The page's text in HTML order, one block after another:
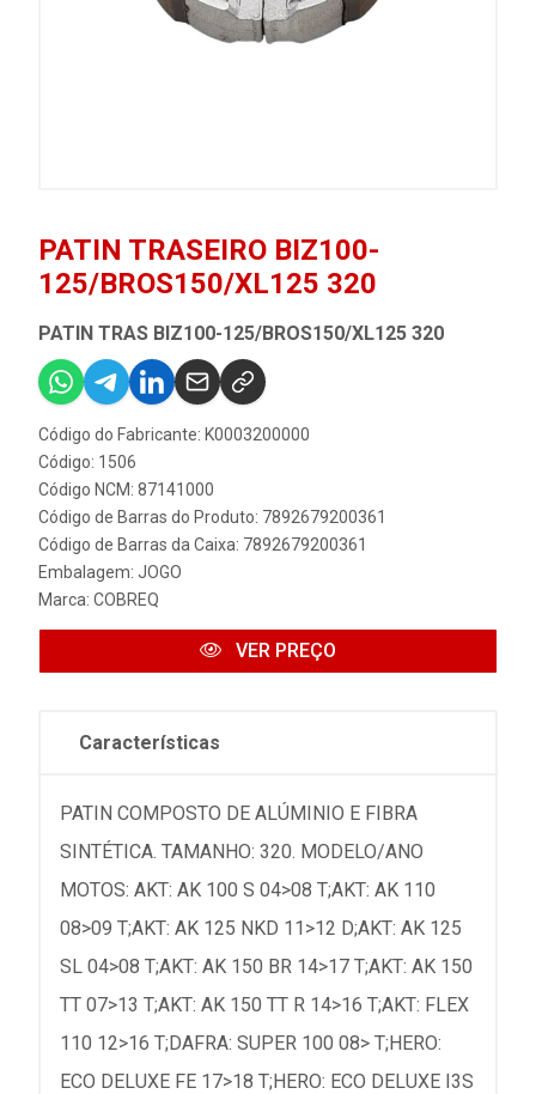
PATIN TRASEIRO BIZ100-
125/BROS150/XL125 320
PATIN TRAS BIZ100-125/BROS150/XL125 320
Código do Fabricante: K0003200000
Código: 1506
Código NCM: 87141000
Código de Barras do Produto: 7892679200361
Código de Barras da Caixa: 7892679200361
Embalagem: JOGO
Marca: COBREQ
VER PREÇO
Características
PATIN COMPOSTO DE ALÚMINIO E FIBRA
SINTÉTICA. TAMANHO: 320. MODELO/ANO
MOTOS: AKT: AK 100 S 04>08 T;AKT: AK 110
08>09 T;AKT: AK 125 NKD 11>12 D;AKT: AK 125
SL 04>08 T;AKT: AK 150 BR 14>17 T;AKT: AK 150
TT 07>13 T;AKT: AK 150 TT R 14>16 T;AKT: FLEX
110 12>16 T;DAFRA: SUPER 100 08> T;HERO:
ECO DELUXE FE 17>18 T;HERO: ECO DELUXE I3S